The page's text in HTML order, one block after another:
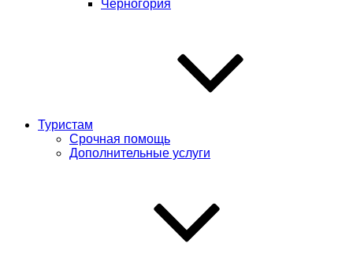
Черногория
Туристам
Срочная помощь
Дополнительные услуги